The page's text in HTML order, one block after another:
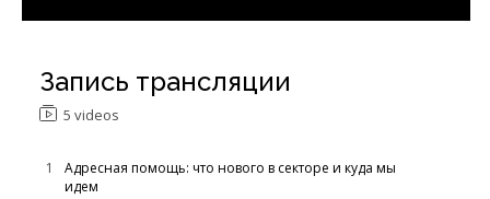
Запись трансляции
5 videos
1
Адресная помощь: что нового в секторе и куда мы
идем